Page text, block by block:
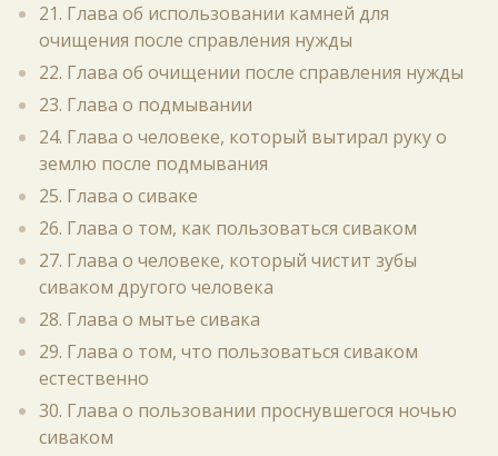
21. Глава об использовании камней для
очищения после справления нужды
22. Глава об очищении после справления нужды
23. Глава о подмывании
24. Глава о человеке, который вытирал руку о
землю после подмывания
25. Глава о сиваке
26. Глава о том, как пользоваться сиваком
27. Глава о человеке, который чистит зубы
сиваком другого человека
28. Глава о мытье сивака
29. Глава о том, что пользоваться сиваком
естественно
30. Глава о пользовании проснувшегося ночью
сиваком